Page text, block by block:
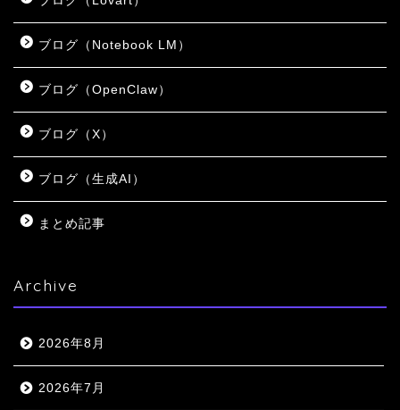
ブログ（Notebook LM）
ブログ（OpenClaw）
ブログ（X）
ブログ（生成AI）
まとめ記事
Archive
2026年8月
2026年7月